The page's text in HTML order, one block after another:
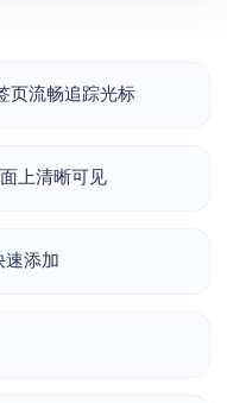
页流畅追踪光标
上清晰可见
添加